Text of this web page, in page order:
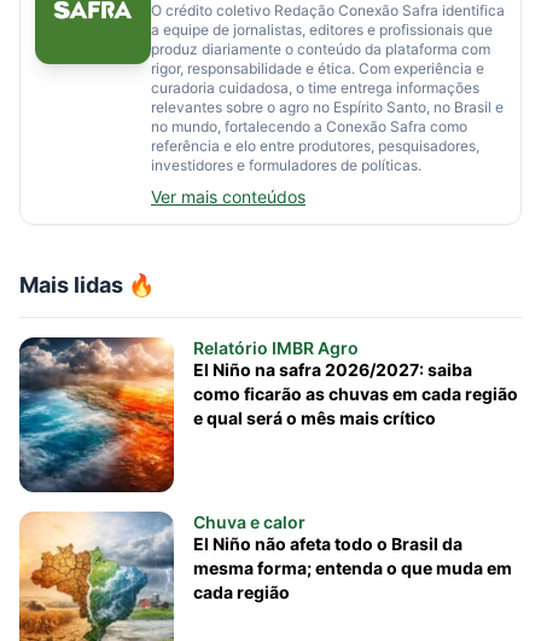
Mais lidas 🔥
Relatório IMBR Agro
El Niño na safra 2026/2027: saiba
como ficarão as chuvas em cada região
e qual será o mês mais crítico
Chuva e calor
El Niño não afeta todo o Brasil da
mesma forma; entenda o que muda em
cada região
O crédito coletivo Redação Conexão Safra identifica
a equipe de jornalistas, editores e profissionais que
produz diariamente o conteúdo da plataforma com
rigor, responsabilidade e ética. Com experiência e
curadoria cuidadosa, o time entrega informações
relevantes sobre o agro no Espírito Santo, no Brasil e
no mundo, fortalecendo a Conexão Safra como
referência e elo entre produtores, pesquisadores,
investidores e formuladores de políticas.
Ver mais conteúdos